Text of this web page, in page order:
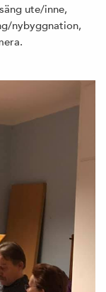
ute/inne,
nybyggnation,